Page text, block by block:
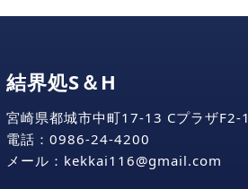
結界処S＆H
宮崎県都城市中町17-13 CプラザF2-1
電話： 0986-24-4200
メール：kekkai116
gmail com